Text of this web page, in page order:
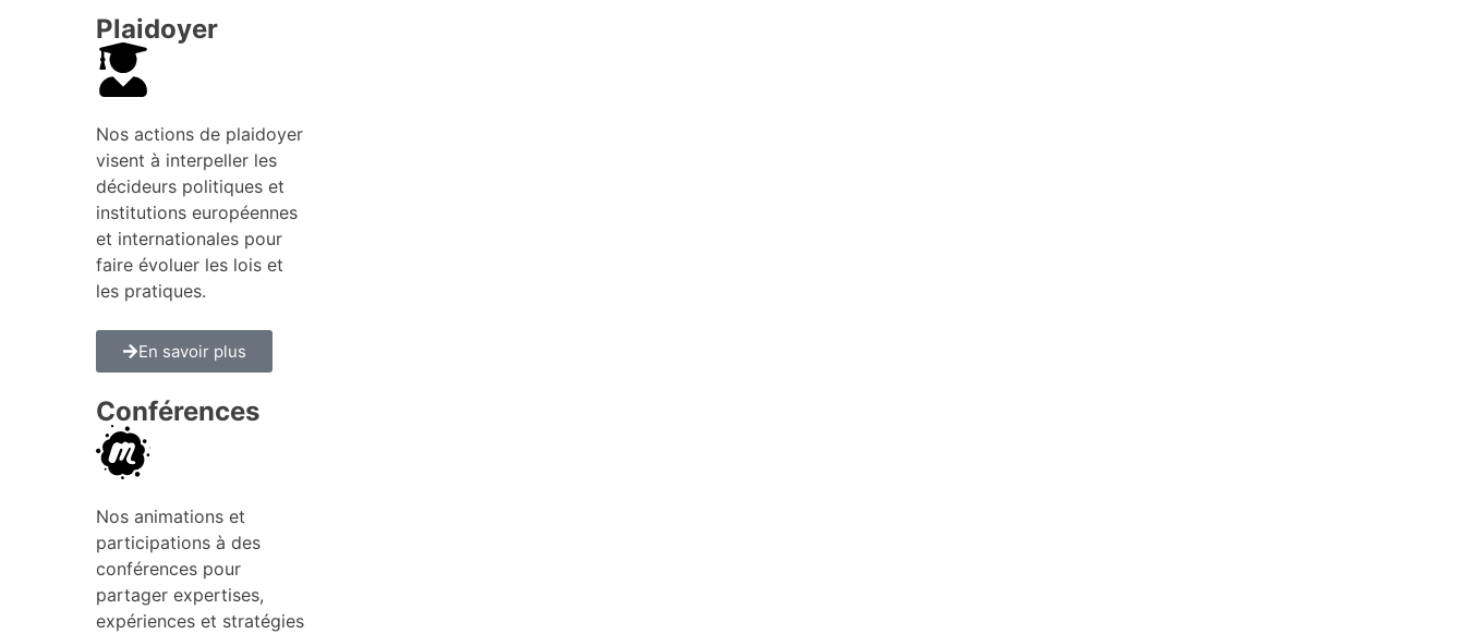
Plaidoyer
Nos actions de plaidoyer
visent à interpeller les
décideurs politiques et
institutions européennes
et internationales pour
faire évoluer les lois et
les pratiques.
En savoir plus
Conférences
Nos animations et
participations à des
conférences pour
partager expertises,
expériences et stratégies